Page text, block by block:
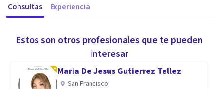
Consultas Experiencia
Estos son otros profesionales que te pueden
interesar
Maria De Jesus Gutierrez Tellez
San Francisco